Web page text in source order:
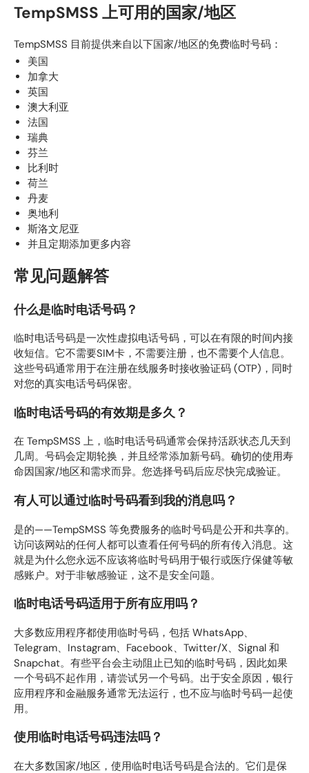
TempSMSS 上可用的国家/地区
TempSMSS 目前提供来自以下国家/地区的免费临时号码：
美国
加拿大
英国
澳大利亚
法国
瑞典
芬兰
比利时
荷兰
丹麦
奥地利
斯洛文尼亚
并且定期添加更多内容
常见问题解答
什么是临时电话号码？
临时电话号码是一次性虚拟电话号码，可以在有限的时间内接
收短信。它不需要SIM卡，不需要注册，也不需要个人信息。
这些号码通常用于在注册在线服务时接收验证码 (OTP)，同时
对您的真实电话号码保密。
临时电话号码的有效期是多久？
在 TempSMSS 上，临时电话号码通常会保持活跃状态​​几天到
几周。号码会定期轮换，并且经常添加新号码。确切的使用寿
命因国家/地区和需求而异。您选择号码后应尽快完成验证。
有人可以通过临时号码看到我的消息吗？
是的——TempSMSS 等免费服务的临时号码是公开和共享的。
访问该网站的任何人都可以查看任何号码的所有传入消息。这
就是为什么您永远不应该将临时号码用于银行或医疗保健等敏
感账户。对于非敏感验证，这不是安全问题。
临时电话号码适用于所有应用吗？
大多数应用程序都使用临时号码，包括 WhatsApp、
Telegram、Instagram、Facebook、Twitter/X、Signal 和
Snapchat。有些平台会主动阻止已知的临时号码，因此如果
一个号码不起作用，请尝试另一个号码。出于安全原因，银行
应用程序和金融服务通常无法运行，也不应与临时号码一起使
用。
使用临时电话号码违法吗？
在大多数国家/地区，使用临时电话号码是合法的。它们是保